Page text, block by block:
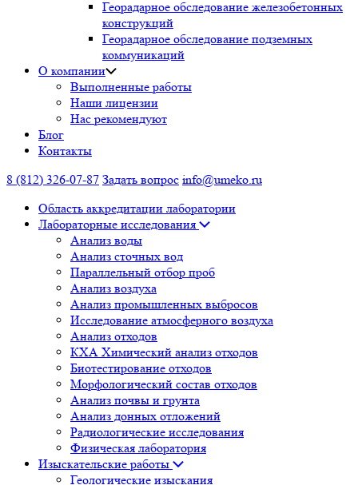
Георадарное обследование железобетонных
конструкций
Георадарное обследование подземных
коммуникаций
О компании
Выполненные работы
Наши лицензии
Нас рекомендуют
Блог
Контакты
8 (812) 326-07-87 Задать вопрос info@umeko.ru
Область аккредитации лаборатории
Лабораторные исследования
Анализ воды
Анализ сточных вод
Параллельный отбор проб
Анализ воздуха
Анализ промышленных выбросов
Исследование атмосферного воздуха
Анализ отходов
КХА Химический анализ отходов
Биотестирование отходов
Морфологический состав отходов
Анализ почвы и грунта
Анализ донных отложений
Радиологические исследования
Физическая лаборатория
Изыскательские работы
Геологические изыскания